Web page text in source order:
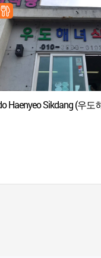
Haenyeo Sikdang (우도